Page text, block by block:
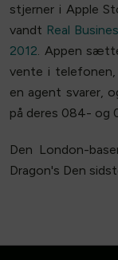
stjerner i Apple
vandt Real
2012. Appen
vente i telefonen,
en agent svarer,
på deres 084- og
Den London-
Dragon's Den